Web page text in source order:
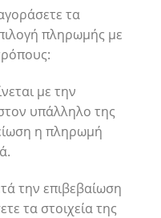
τα
πληρωμής με
με την
υπάλληλο της
η πληρωμή
την επιβεβαίωση
τα στοιχεία της